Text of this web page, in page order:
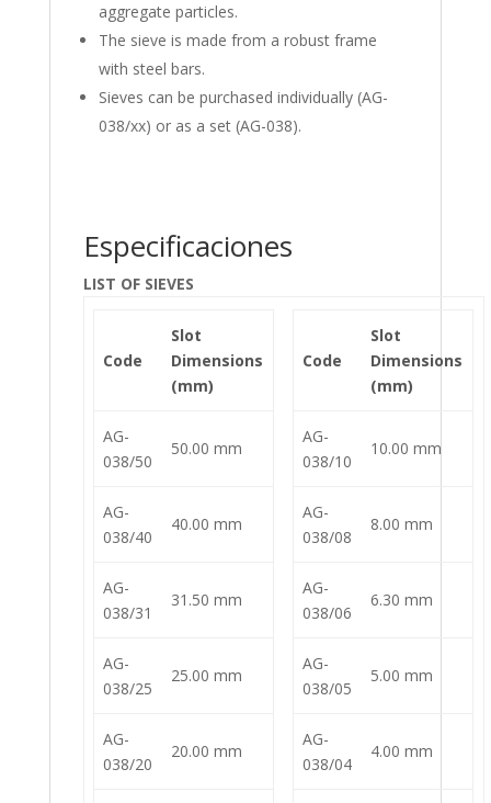
aggregate particles.
The sieve is made from a robust frame
with steel bars.
Sieves can be purchased individually (AG-
038/xx) or as a set (AG-038).
Especificaciones
LIST OF SIEVES
Code
Slot
Dimensions
(mm)
AG-
038/50
50.00 mm
AG-
038/40
40.00 mm
AG-
038/31
31.50 mm
AG-
038/25
25.00 mm
AG-
038/20
20.00 mm
Code
Slot
Dimensions
(mm)
AG-
038/10
10.00 mm
AG-
038/08
8.00 mm
AG-
038/06
6.30 mm
AG-
038/05
5.00 mm
AG-
038/04
4.00 mm